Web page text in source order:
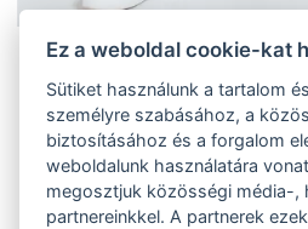
27
(3 ks)
Szállítás az otthoni:
Külső tároló (3 ks)
Szállítás
s30
(5 ks)
Szállítás az otthoni:
Külső tároló (5 ks)
Szállítás
Ez a weboldal cookie-kat
Sütiket használunk a tartalom
személyre szabásához, a
biztosításához és a forgalom
weboldalunk használatára
megosztjuk közösségi média-,
partnereinkkel. A partnerek